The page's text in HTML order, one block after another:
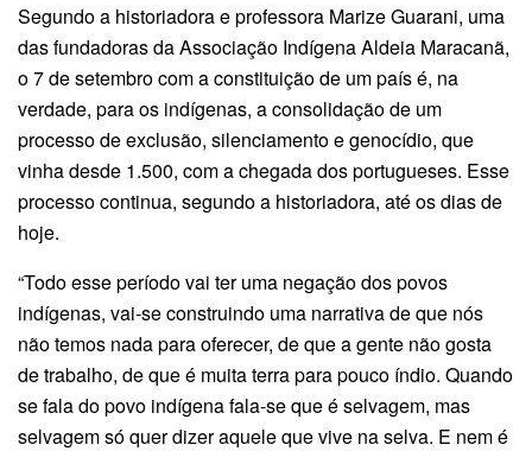
Segundo a historiadora e professora Marize Guarani, uma
das fundadoras da Associação Indígena Aldeia Maracanã,
o 7 de setembro com a constituição de um país é, na
verdade, para os indígenas, a consolidação de um
processo de exclusão, silenciamento e genocídio, que
vinha desde 1.500, com a chegada dos portugueses. Esse
processo continua, segundo a historiadora, até os dias de
hoje.
“Todo esse período vai ter uma negação dos povos
indígenas, vai-se construindo uma narrativa de que nós
não temos nada para oferecer, de que a gente não gosta
de trabalho, de que é muita terra para pouco índio. Quando
se fala do povo indígena fala-se que é selvagem, mas
selvagem só quer dizer aquele que vive na selva. E nem é